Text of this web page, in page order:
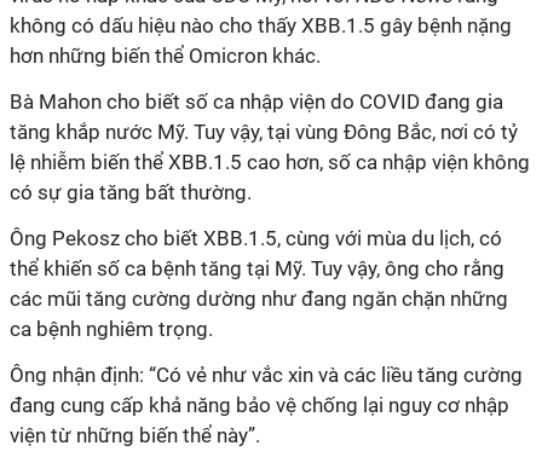
không có dấu hiệu nào cho thấy XBB.1.5 gây bệnh nặng
hơn những biến thể Omicron khác.
Bà Mahon cho biết số ca nhập viện do COVID đang gia
tăng khắp nước Mỹ. Tuy vậy, tại vùng Đông Bắc, nơi có tỷ
lệ nhiễm biến thể XBB.1.5 cao hơn, số ca nhập viện không
có sự gia tăng bất thường.
Ông Pekosz cho biết XBB.1.5, cùng với mùa du lịch, có
thể khiến số ca bệnh tăng tại Mỹ. Tuy vậy, ông cho rằng
các mũi tăng cường dường như đang ngăn chặn những
ca bệnh nghiêm trọng.
Ông nhận định: “Có vẻ như vắc xin và các liều tăng cường
đang cung cấp khả năng bảo vệ chống lại nguy cơ nhập
viện từ những biến thể này”.